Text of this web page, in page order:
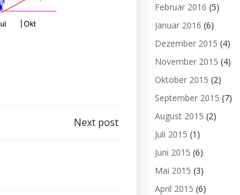
Next post
Februar 2016 (5)
Januar 2016 (6)
Dezember 2015 (4)
November 2015 (4)
Oktober 2015 (2)
September 2015 (7)
August 2015 (2)
Juli 2015 (1)
Juni 2015 (6)
Mai 2015 (3)
April 2015 (6)